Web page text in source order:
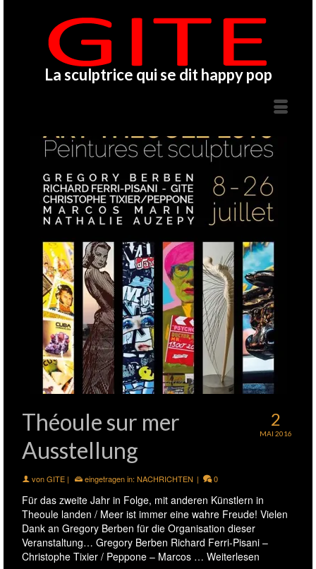
La sculptrice qui se dit happy pop
2
MAI 2016
Théoule sur mer
Ausstellung
vonGITE | eingetragen in: NACHRICHTEN | 0
Für das zweite Jahr in Folge, mit anderen Künstlern in
Theoule landen / Meer ist immer eine wahre Freude! Vielen
Dank an Gregory Berben für die Organisation dieser
Veranstaltung… Gregory Berben Richard Ferri-Pisani –
Christophe Tixier / Peppone – Marcos … Weiterlesen